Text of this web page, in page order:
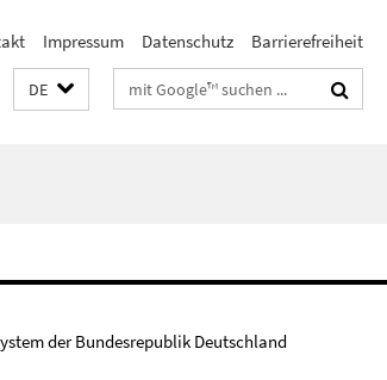
Impressum Datenschutz Barrierefreiheit
DE Suchbegriffe
der Bundesrepublik Deutschland